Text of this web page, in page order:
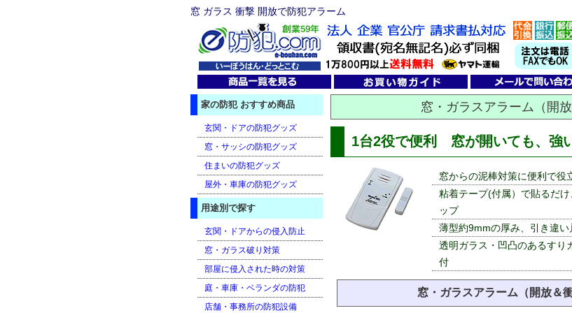
窓 ガラス 衝撃 開放で防犯アラーム
窓・ガラスアラーム（開
1台2役で便利 窓が開いても、強
窓からの泥棒対策に便利で役
粘着テープ(付属）で貼るだ
ップ
薄型約9mmの厚み、引き違
透明ガラス・凹凸のあるす
付
窓・ガラスアラーム（開放＆
家の防犯 おすすめ商品
玄関・ドアの防犯グッズ
窓・サッシの防犯グッズ
住まいの防犯グッズ
屋外・車庫の防犯グッズ
用途別で探す
玄関・ドアからの侵入防止
窓・ガラス破り対策
部屋に侵入された時の対策
庭・車庫・ベランダの防犯
店舗・事務所の防犯設備